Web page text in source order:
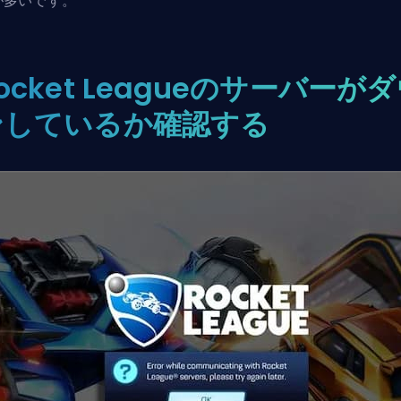
Leagueのサーバーが
ているか確認する